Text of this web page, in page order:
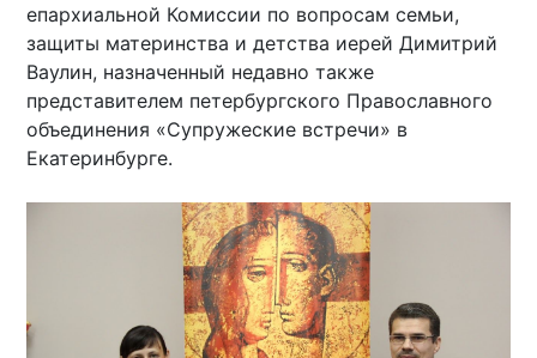
епархиальной Комиссии по вопросам семьи,
защиты материнства и детства иерей Димитрий
Ваулин, назначенный недавно также
представителем петербургского Православного
объединения «Супружеские встречи» в
Екатеринбурге.